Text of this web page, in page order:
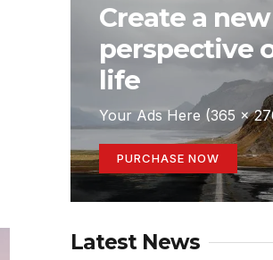
Create a new
perspective
life
Your Ads Here (365 x
PURCHASE NOW
Latest News